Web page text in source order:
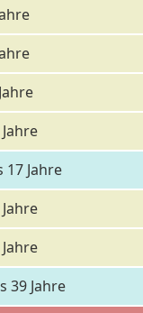
17 Jahre
39 Jahre